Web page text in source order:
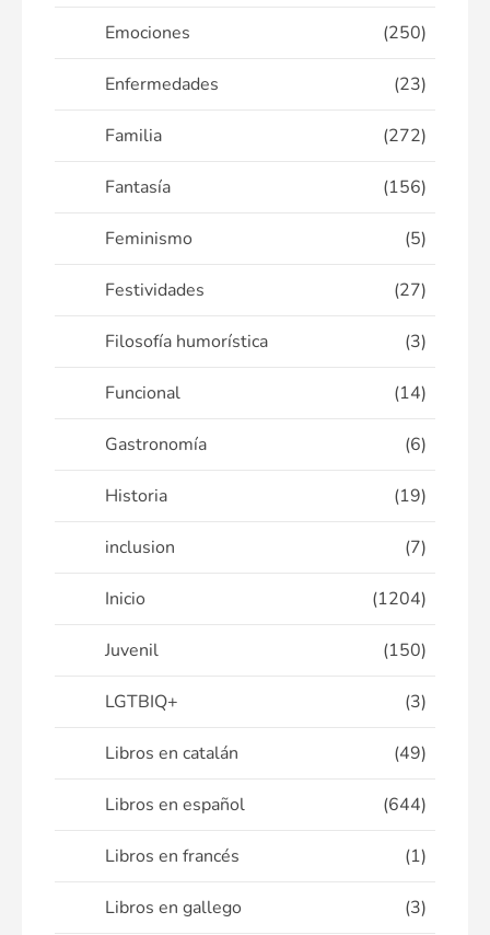
Emociones (250)
Enfermedades (23)
Familia (272)
Fantasía (156)
Feminismo (5)
Festividades (27)
Filosofía humorística (3)
Funcional (14)
Gastronomía (6)
Historia (19)
inclusion (7)
Inicio (1204)
Juvenil (150)
LGTBIQ+ (3)
Libros en catalán (49)
Libros en español (644)
Libros en francés (1)
Libros en gallego (3)